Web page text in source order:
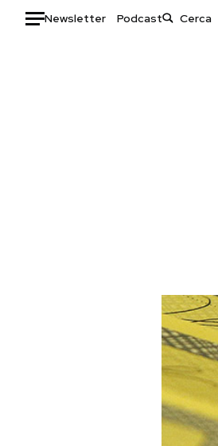
Newsletter Podcast